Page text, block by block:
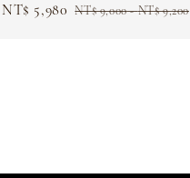
Sale
NT$ 5,980 Regular
NT$ 9,000-NT$ 9,200